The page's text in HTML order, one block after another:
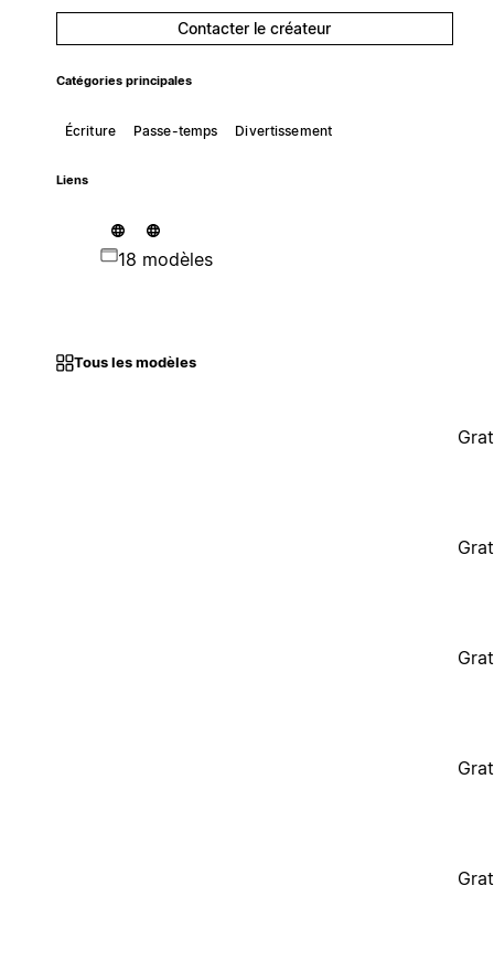
Contacter le créateur
Catégories principales
Écriture Passe-temps Divertissement
Liens
18 modèles
Tous les modèles